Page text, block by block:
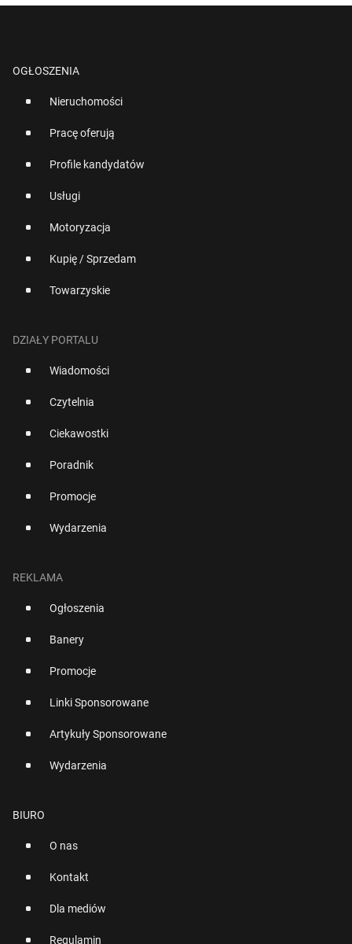
OGŁOSZENIA
Nieruchomości
Pracę oferują
Profile kandydatów
Usługi
Motoryzacja
Kupię / Sprzedam
Towarzyskie
DZIAŁY PORTALU
Wiadomości
Czytelnia
Ciekawostki
Poradnik
Promocje
Wydarzenia
REKLAMA
Ogłoszenia
Banery
Promocje
Linki Sponsorowane
Artykuły Sponsorowane
Wydarzenia
BIURO
O nas
Kontakt
Dla mediów
Regulamin